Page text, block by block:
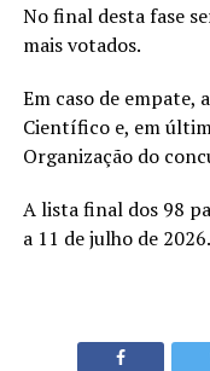
No final desta fase
mais votados.
Em caso de empate,
Científico e, em
Organização do
A lista final dos 98
a 11 de julho de 2026.